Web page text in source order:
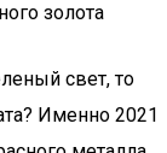
золота
свет, то
Имен­но 2021